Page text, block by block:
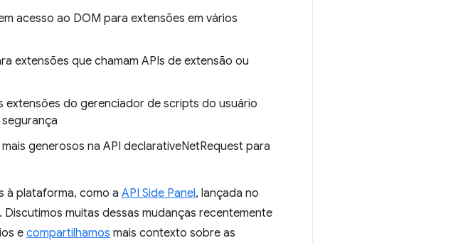
acesso ao DOM para extensões em vários
extensões que chamam APIs de extensão ou
extensões do gerenciador de scripts do usuário
generosos na API declarativeNetRequest para
à plataforma, como a API Side Panel, lançada no
Discutimos muitas dessas mudanças recentemente
e compartilhamos mais contexto sobre as